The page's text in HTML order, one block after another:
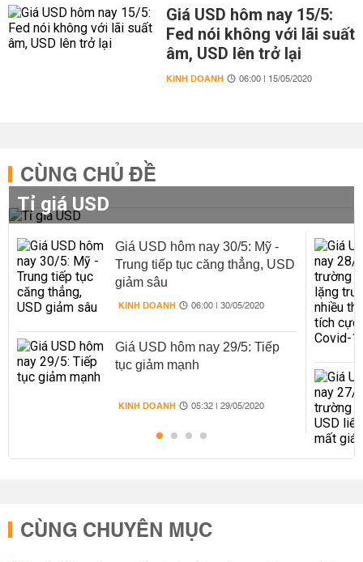
Giá USD hôm nay 15/5:
Fed nói không với lãi suất
âm, USD lên trở lại
KINH DOANH 06:00 | 15/05/2020
CÙNG CHỦ ĐỀ
Tỉ giá USD
Giá USD hôm nay 30/5: Mỹ -
Trung tiếp tục căng thẳng, USD
giảm sâu
KINH DOANH 06:00 | 30/05/2020
Giá USD hôm nay 29/5: Tiếp
tục giảm mạnh
KINH DOANH 05:32 | 29/05/2020
CÙNG CHUYÊN MỤC